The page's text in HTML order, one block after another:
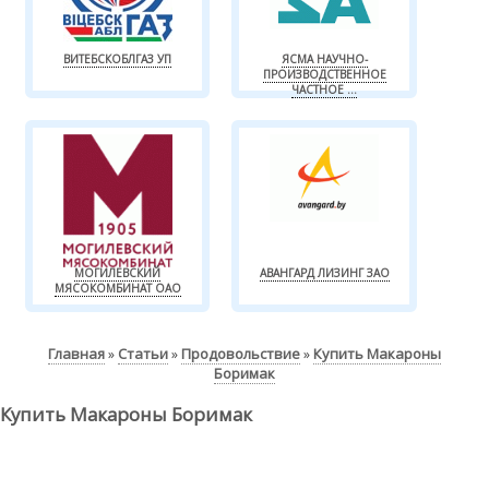
ВИТЕБСКОБЛГАЗ УП
ЯСМА НАУЧНО-
ПРОИЗВОДСТВЕННОЕ
ЧАСТНОЕ ...
МОГИЛЕВСКИЙ
МЯСОКОМБИНАТ ОАО
АВАНГАРД ЛИЗИНГ ЗАО
Главная» Статьи» Продовольствие» Купить Макароны
Боримак
Купить Макароны Боримак